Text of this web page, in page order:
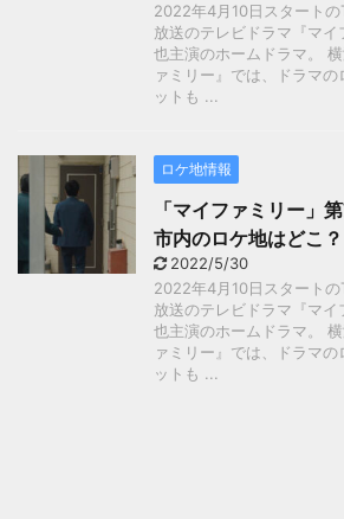
2022年4月10日スタート
放送のテレビドラマ『マ
也主演のホームドラマ。
ァミリー』では、ドラマ
ットも ...
ロケ地情報
「マイファミリー」
市内のロケ地はどこ？
2022/5/30
2022年4月10日スタート
放送のテレビドラマ『マ
也主演のホームドラマ。
ァミリー』では、ドラマ
ットも ...